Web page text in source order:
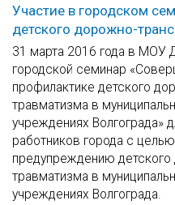
Участие в городском
детского дорожно-
31 марта 2016 года в МОУ
городской семинар
профилактике детского
травматизма в
учреждениях Волгограда»
работников города с
предупреждению детского
травматизма в
учреждениях Волгограда.